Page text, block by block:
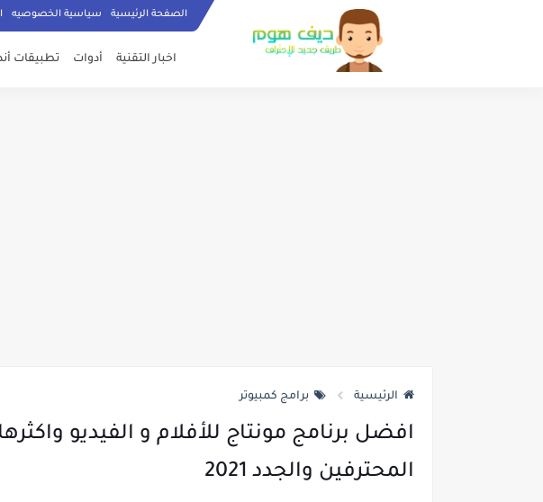
الصفحة الرئيسية سياسية الخصوصيه
اخبار التقنية أدوات تطبيقات
الرئيسية برامج كمبيوتر
افضل برنامج مونتاج للأفلام و الفيديو
المحترفين والجدد 2021